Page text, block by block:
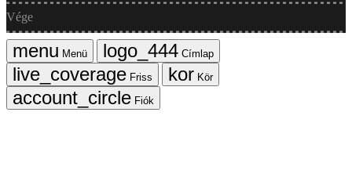
Vége
Menü
Címlap
Friss
Kör
Fiók